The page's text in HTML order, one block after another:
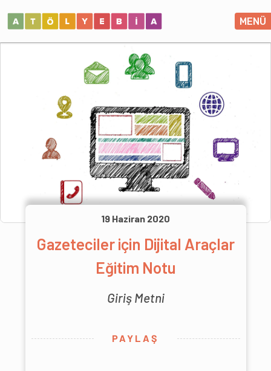
MENÜ
19 Haziran 2020
Gazeteciler için Dijital Araçlar
Eğitim Notu
Giriş Metni
PAYLAŞ